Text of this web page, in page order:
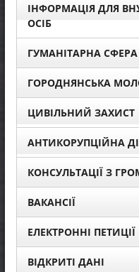
ІНФОРМАЦІЯ ДЛЯ
ОСІБ
ГУМАНІТАРНА СФЕРА
ГОРОДНЯНСЬКА
ЦИВІЛЬНИЙ ЗАХИСТ
АНТИКОРУПЦІЙНА
КОНСУЛЬТАЦІЇ З
ВАКАНСІЇ
ЕЛЕКТРОННІ ПЕТИЦІЇ
ВІДКРИТІ ДАНІ